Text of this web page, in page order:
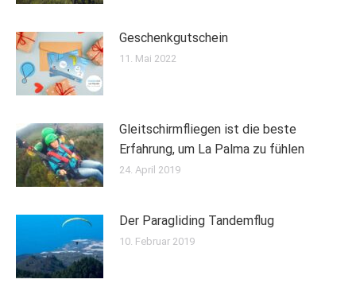
Geschenkgutschein
11. Mai 2022
Gleitschirmfliegen ist die beste
Erfahrung, um La Palma zu fühlen
24. April 2019
Der Paragliding Tandemflug
10. Februar 2019